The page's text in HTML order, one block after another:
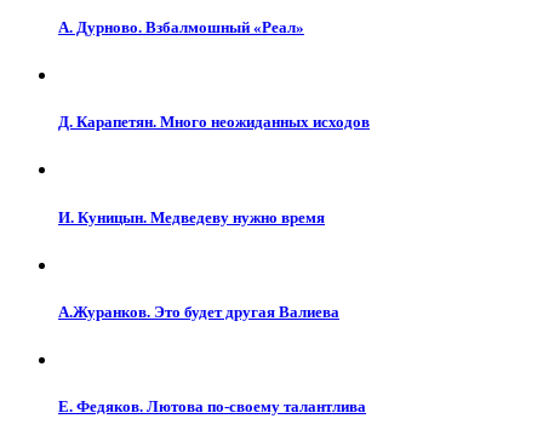
А. Дурново. Взбалмошный «Реал»
Д. Карапетян. Много неожиданных исходов
И. Куницын. Медведеву нужно время
А.Журанков. Это будет другая Валиева
Е. Федяков. Лютова по-своему талантлива